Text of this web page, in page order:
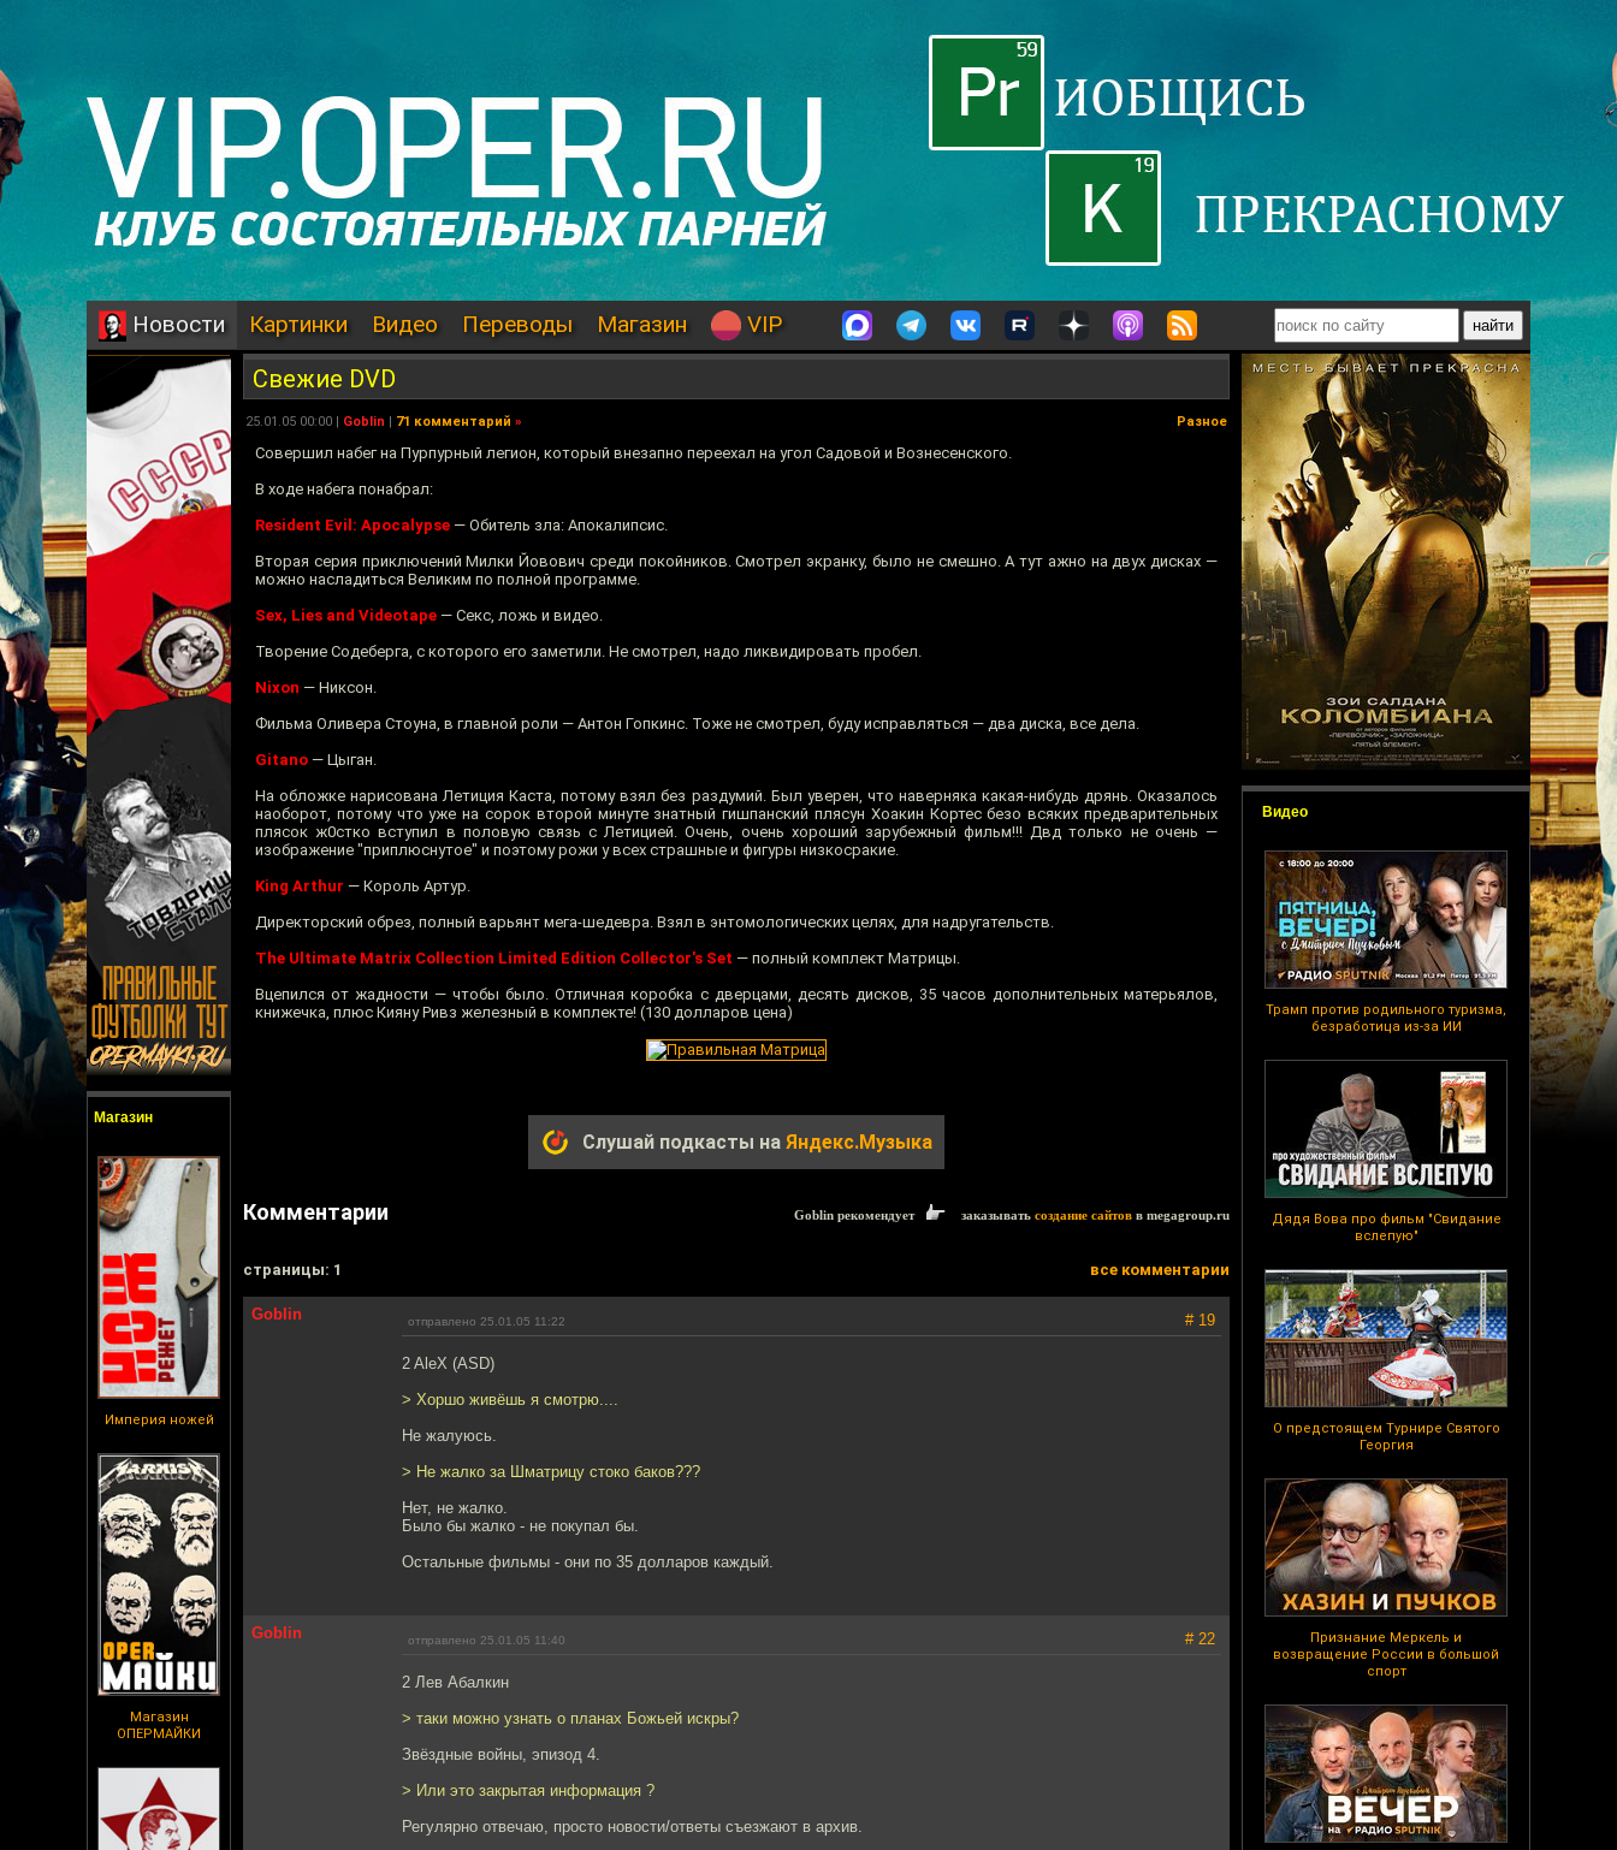
Новости Картинки Видео Переводы Магазин VIP
Магазин
Империя ножей
Магазин
ОПЕРМАЙКИ
Видео
Трамп против родильного туризма,
безработица из-за ИИ
Дядя Вова про фильм "Свидание
вслепую"
О предстоящем Турнире Святого
Георгия
Признание Меркель и
возвращение России в большой
спорт
Свежие DVD
25.01.05 00:00 | Goblin | 71 комментарий » Разное
Совершил набег на Пурпурный легион, который внезапно переехал на угол Садовой и Вознесенского.
В ходе набега понабрал:
Resident Evil: Apocalypse — Обитель зла: Апокалипсис.
Вторая серия приключений Милки Йовович среди покойников. Смотрел экранку, было не смешно. А тут ажно на двух дисках —
можно насладиться Великим по полной программе.
Sex, Lies and Videotape — Секс, ложь и видео.
Творение Содеберга, с которого его заметили. Не смотрел, надо ликвидировать пробел.
Nixon — Никсон.
Фильма Оливера Стоуна, в главной роли — Антон Гопкинс. Тоже не смотрел, буду исправляться — два диска, все дела.
Gitano — Цыган.
На обложке нарисована Летиция Каста, потому взял без раздумий. Был уверен, что наверняка какая-нибудь дрянь. Оказалось
наоборот, потому что уже на сорок второй минуте знатный гишпанский плясун Хоакин Кортес безо всяких предварительных
плясок ж0стко вступил в половую связь с Летицией. Очень, очень хороший зарубежный фильм!!! Двд только не очень —
изображение "приплюснутое" и поэтому рожи у всех страшные и фигуры низкосракие.
King Arthur — Король Артур.
Директорский обрез, полный варьянт мега-шедевра. Взял в энтомологических целях, для надругательств.
The Ultimate Matrix Collection Limited Edition Collector's Set — полный комплект Матрицы.
Вцепился от жадности — чтобы было. Отличная коробка с дверцами, десять дисков, 35 часов дополнительных матерьялов,
книжечка, плюс Кияну Ривз железный в комплекте! (130 долларов цена)
Слушай подкасты на Яндекс.Музыка
Комментарии Goblin рекомендует заказывать создание сайтов в megagroup.ru
cтраницы: 1 все комментарии
Goblin отправлено 25.01.05 11:22 # 19
2 AleX (ASD)
> Хоршо живёшь я смотрю....
Не жалуюсь.
> Не жалко за Шматрицу стоко баков???
Нет, не жалко.
Было бы жалко - не покупал бы.
Остальные фильмы - они по 35 долларов каждый.
Goblin отправлено 25.01.05 11:40 # 22
2 Лев Абалкин
> таки можно узнать о планах Божьей искры?
Звёздные войны, эпизод 4.
> Или это закрытая информация ?
Регулярно отвечаю, просто новости/ответы съезжают в архив.